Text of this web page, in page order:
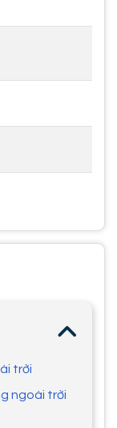
trời
ngoài trời